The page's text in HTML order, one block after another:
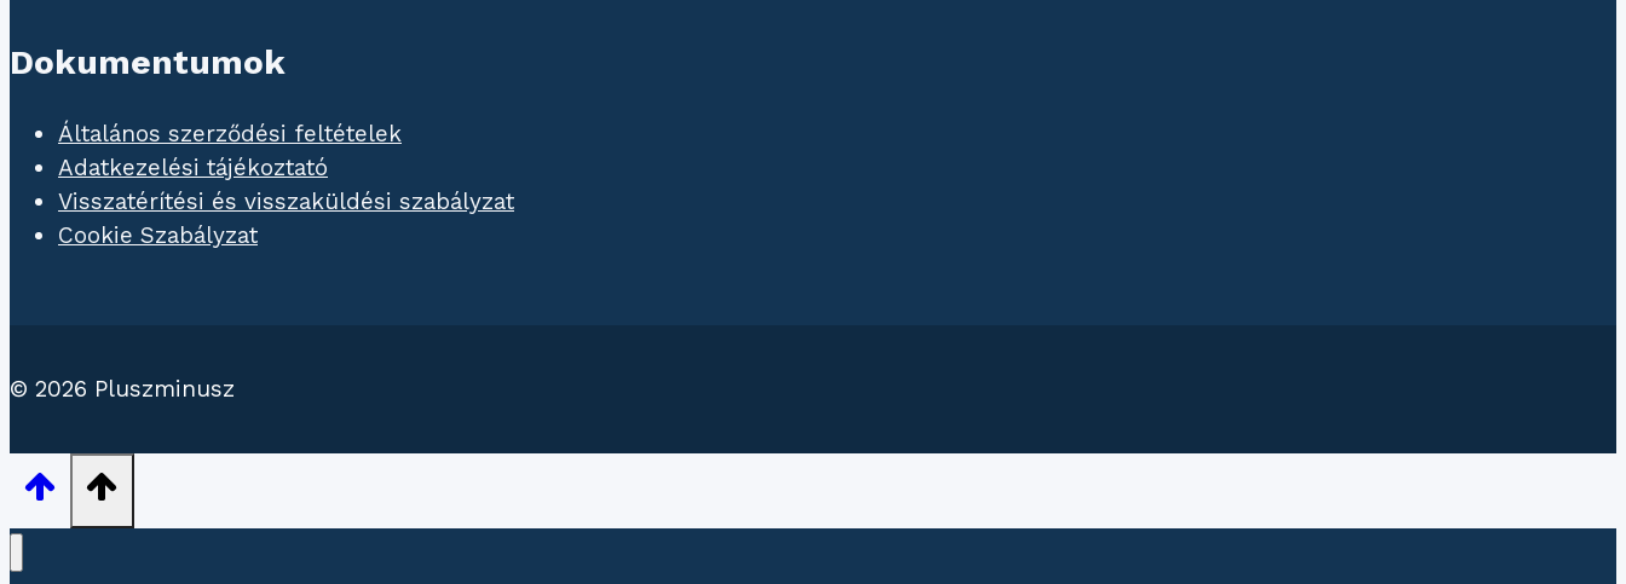
Dokumentumok
Általános szerződési feltételek
Adatkezelési tájékoztató
Visszatérítési és visszaküldési szabályzat
Cookie Szabályzat
© 2026 Pluszminusz